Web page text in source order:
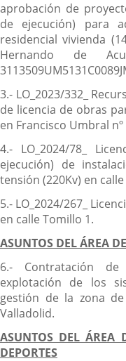
aprobación de
de ejecución) para
residencial vivienda
Hernando de
3.- LO_2023/332_
de licencia de obras
en Francisco Umbral nº
4.- LO_2024/78_
ejecución) de
tensión (220Kv) en
5.- LO_2024/267_
en calle Tomillo 1.
ASUNTOS DEL ÁREA
6.- Contratación
explotación de los
gestión de la zona
Valladolid.
ASUNTOS DEL ÁREA
DEPORTES